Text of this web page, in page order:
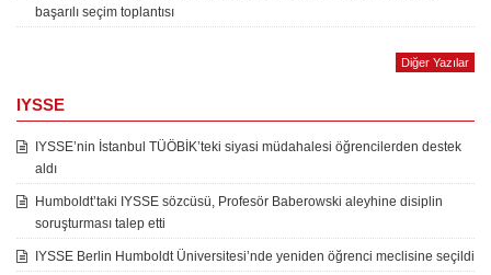
başarılı seçim toplantısı
Diğer Yazılar
IYSSE
IYSSE’nin İstanbul TÜÖBİK’teki siyasi müdahalesi öğrencilerden destek
aldı
Humboldt’taki IYSSE sözcüsü, Profesör Baberowski aleyhine disiplin
soruşturması talep etti
IYSSE Berlin Humboldt Üniversitesi’nde yeniden öğrenci meclisine seçildi